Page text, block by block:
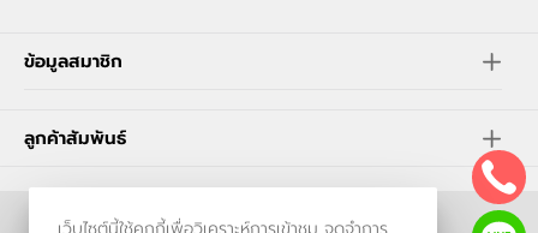
ข้อมูลสมาชิก
ลูกค้าสัมพันธ์